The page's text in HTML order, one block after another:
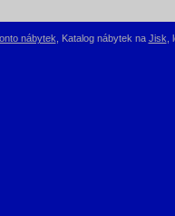
nábytek , Katalog nábytek na Jisk